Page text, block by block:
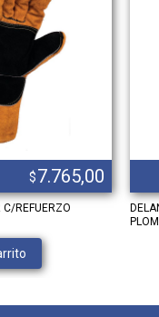
$7.765,00
C/REFUERZO